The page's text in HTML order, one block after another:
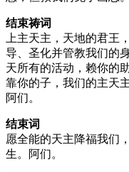
结束祷词
上主天主，天地的君王
导、圣化并管教我们的
天所有的活动，赖你的
靠你的子，我们的主天
阿们。
结束词
愿全能的天主降福我们
生。阿们。